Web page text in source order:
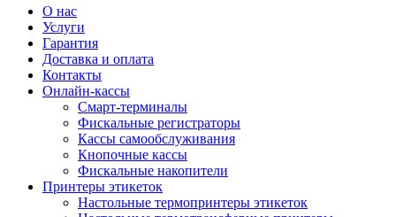
О нас
Услуги
Гарантия
Доставка и оплата
Контакты
Онлайн-кассы
Смарт-терминалы
Фискальные регистраторы
Кассы самообслуживания
Кнопочные кассы
Фискальные накопители
Принтеры этикеток
Настольные термопринтеры этикеток